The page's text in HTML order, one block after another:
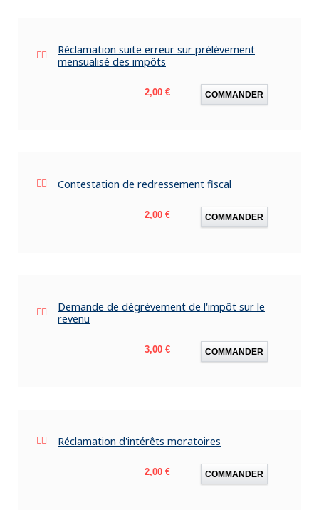
Réclamation suite erreur sur prélèvement
mensualisé des impôts
Prix
2,00 € COMMANDER
Contestation de redressement fiscal
Prix
2,00 € COMMANDER
Demande de dégrèvement de l'impôt sur le
revenu
Prix
3,00 € COMMANDER
Réclamation d'intérêts moratoires
Prix
2,00 € COMMANDER